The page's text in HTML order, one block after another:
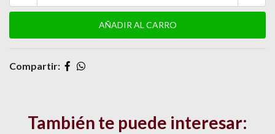
Compartir:
También te puede interesar: